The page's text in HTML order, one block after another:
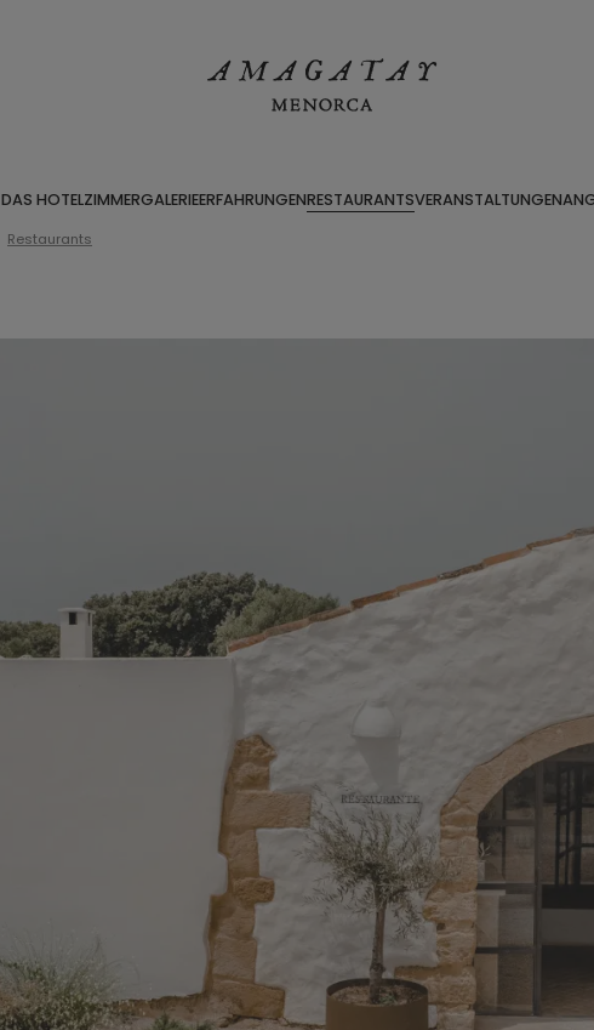
DAS HOTELZIMMERGALERIEERFAHRUNGENRESTAURANTSVERANSTALTUNGEN
Restaurants